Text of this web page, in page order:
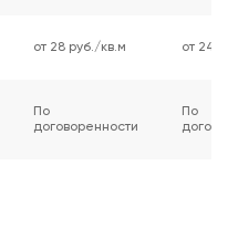
от 28 руб./кв.м от 24
По
договоренности
По